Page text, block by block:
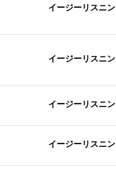
イージーリスニ
イージーリスニ
イージーリスニ
イージーリスニ